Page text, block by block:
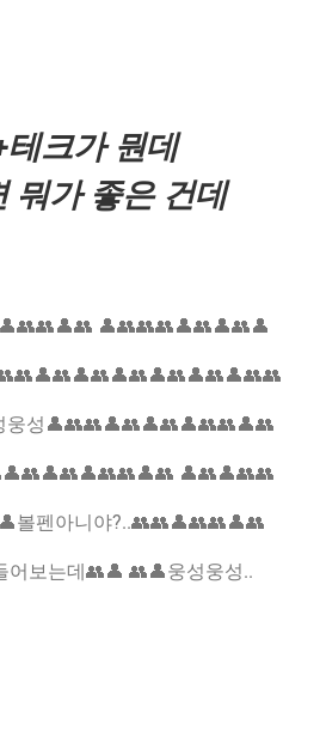
테크가 뭔데
뭐가 좋은 건데
👤👥👥👥👤👥👤👥👤
웅성👤👥👥👤👥👤👥👤👥👥👤👥
👤👥👤👥👥
볼펜아니야?..👥👥👤👥👥👤👥
어보는데👥👤 👥👤웅성웅성..